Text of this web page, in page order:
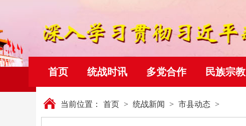
首页 统战时讯 多党合作 民族宗教
当前位置： 首页 > 统战新闻 > 市县动态 >